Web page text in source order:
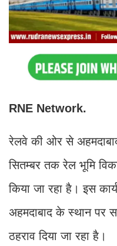
RNE Network.
रेलवे की ओर से
सितम्बर तक रेल भूमि
किया जा रहा है। इस
अहमदाबाद के स्थान पर
ठहराव दिया जा रहा है।